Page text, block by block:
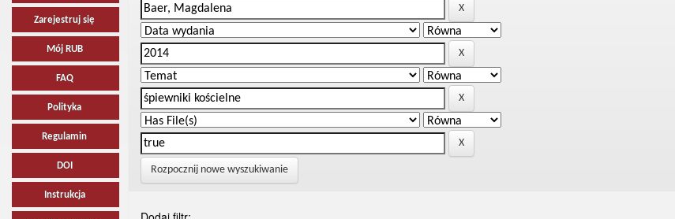
Zarejestruj się
Mój RUB
FAQ
Polityka
Regulamin
DOI
Instrukcja
Rozpocznij nowe wyszukiwanie